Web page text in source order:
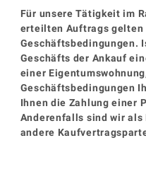
Für unsere Tätigkeit im
erteilten Auftrags
Geschäftsbedingungen.
Geschäfts der Ankauf
einer
Geschäftsbedingungen
Ihnen die Zahlung einer
Anderenfalls sind wir
andere